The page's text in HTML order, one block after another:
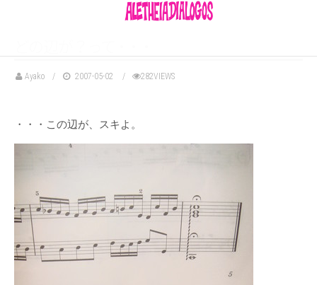
Ayako 2007-05-02 282VIEWS
・・・この辺が、スキよ。